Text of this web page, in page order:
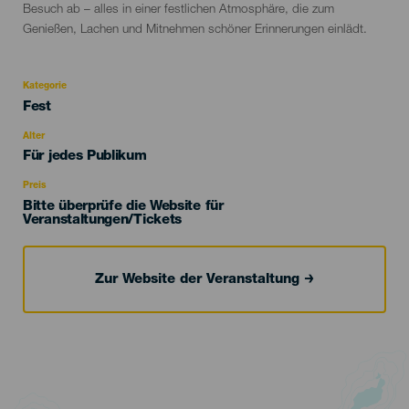
Besuch ab – alles in einer festlichen Atmosphäre, die zum
Genießen, Lachen und Mitnehmen schöner Erinnerungen einlädt.
Kategorie
Categoría
evento
Fest
Alter
Edad
Für jedes Publikum
Preis
Bitte überprüfe die Website für
Veranstaltungen/Tickets
Zur Website der Veranstaltung